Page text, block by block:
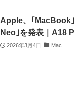
Apple、｢MacBook
Neo｣を発表｜A18
2026年3月4日 Mac